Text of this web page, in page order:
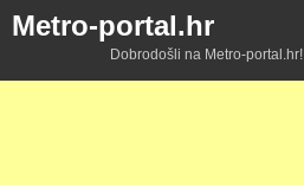
Metro-portal.hr
Dobrodošli na Metro-portal.hr!